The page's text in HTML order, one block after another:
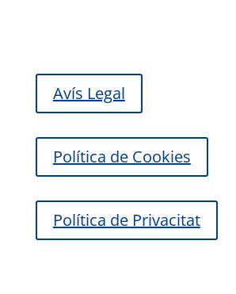
Avís Legal
Política de Cookies
Política de Privacitat